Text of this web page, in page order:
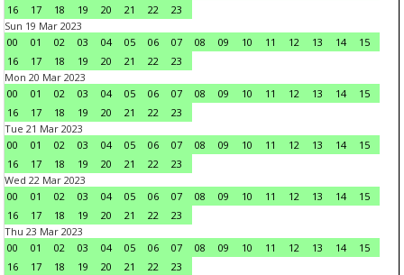
16
17 18 19 20 21 22
23
Sun 19 Mar 2023
00
01 02 03 04 05 06 07 08 09 10 11 12 13 14
15
16
17 18 19 20 21 22
23
Mon 20 Mar 2023
00
01 02 03 04 05 06 07 08 09 10 11 12 13 14
15
16
17 18 19 20 21 22
23
Tue 21 Mar 2023
00
01 02 03 04 05 06 07 08 09 10 11 12 13 14
15
16
17 18 19 20 21 22
23
Wed 22 Mar 2023
00
01 02 03 04 05 06 07 08 09 10 11 12 13 14
15
16
17 18 19 20 21 22
23
Thu 23 Mar 2023
00
01 02 03 04 05 06 07 08 09 10 11 12 13 14
15
16
17 18 19 20 21 22
23